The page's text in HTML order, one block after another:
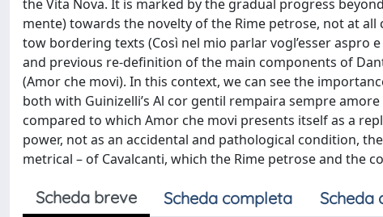
the Vita Nova. It is marked by the gradual progress
mente) towards the novelty of the Rime petrose, not at
tow bordering texts (Così nel mio parlar vogl’esser aspro
and previous re-definition of the main components of
(Amor che movi). In this context, we can see the
both with Guinizelli’s Al cor gentil rempaira sempre
compared to which Amor che movi presents itself as a
power, not as an accidental and pathological condition,
metrical – of Cavalcanti, which the Rime petrose and the
Scheda breve Scheda completa Scheda